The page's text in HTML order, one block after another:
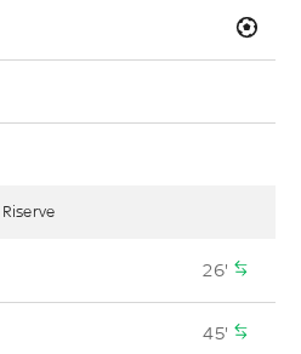
Riserve
26'
45'